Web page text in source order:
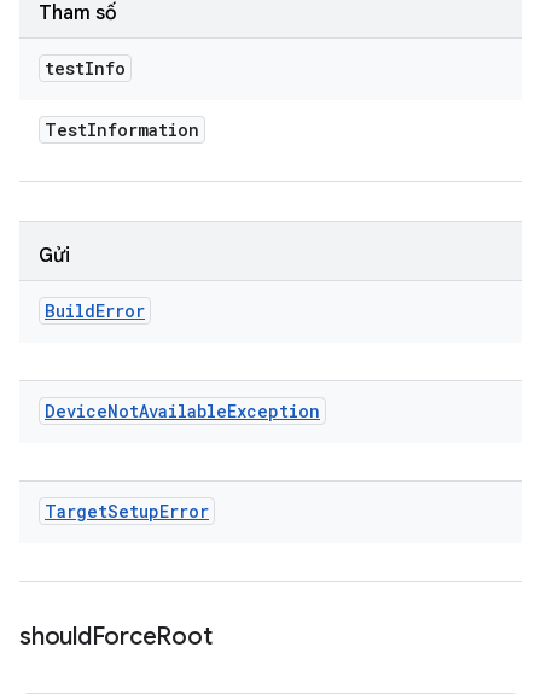
Tham số
testInfo
TestInformation
Gửi
BuildError
DeviceNotAvailableException
TargetSetupError
shouldForceRoot